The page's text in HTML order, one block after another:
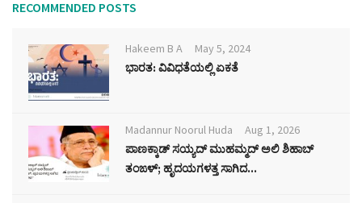
RECOMMENDED POSTS
Hakeem B A
May 5, 2024
ಭಾರತ: ವಿವಿಧತೆಯಲ್ಲಿ ಏಕತೆ
Madannur Noorul Huda
Aug 1, 2026
ಪಾಣಕ್ಕಾಡ್ ಸಯ್ಯದ್ ಮುಹಮ್ಮದ್ ಅಲಿ ಶಿಹಾಬ್
ತಂಙಳ್; ಹೃದಯಗಳತ್ತ ಸಾಗಿದ...